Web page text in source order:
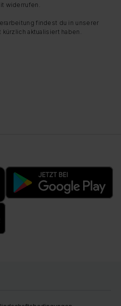
widerrufen.
findest du in unserer
kürzlich aktualisiert haben.